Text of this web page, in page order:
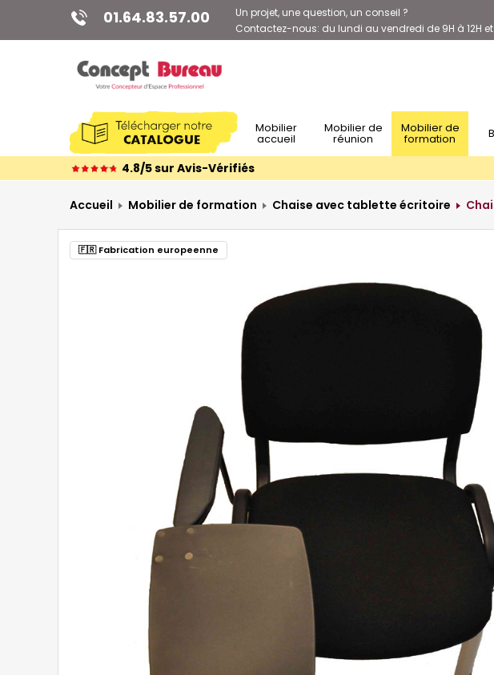
01.64.83.57.00
Un projet, une question, un conseil ?
Contactez-nous: du lundi au vendredi de 9H à 12H et
Mobilier
accueil
Mobilier de
réunion
Mobilier de
formation
4.8/5 sur Avis-Vérifiés
Accueil Mobilier de formation Chaise avec tablette écritoire